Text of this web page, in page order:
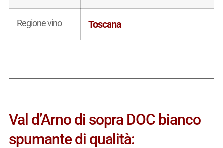
Regione vino Toscana
Val d’Arno di sopra DOC bianco
spumante di qualità: